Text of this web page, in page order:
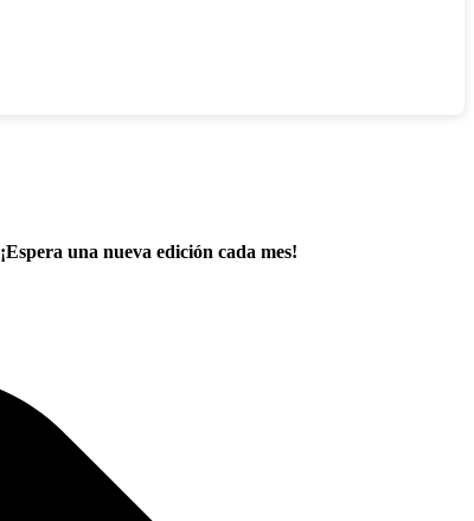
¡Espera una nueva edición cada mes!